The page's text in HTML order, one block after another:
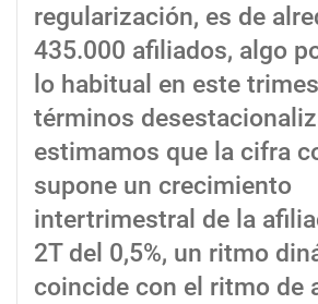
regularización, es de
435.000 afiliados, algo
lo habitual en este
términos
estimamos que la cifra
supone un crecimiento
intertrimestral de la
2T del 0,5%, un ritmo
coincide con el ritmo de